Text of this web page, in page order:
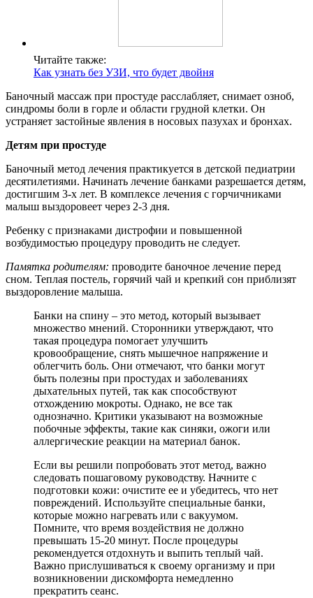
Читайте также:
Как узнать без УЗИ, что будет двойня
Баночный массаж при простуде расслабляет, снимает озноб,
синдромы боли в горле и области грудной клетки. Он
устраняет застойные явления в носовых пазухах и бронхах.
Детям при простуде
Баночный метод лечения практикуется в детской педиатрии
десятилетиями. Начинать лечение банками разрешается детям,
достигшим 3-х лет. В комплексе лечения с горчичниками
малыш выздоровеет через 2-3 дня.
Ребенку с признаками дистрофии и повышенной
возбудимостью процедуру проводить не следует.
Памятка родителям: проводите баночное лечение перед
сном. Теплая постель, горячий чай и крепкий сон приблизят
выздоровление малыша.
Банки на спину – это метод, который вызывает
множество мнений. Сторонники утверждают, что
такая процедура помогает улучшить
кровообращение, снять мышечное напряжение и
облегчить боль. Они отмечают, что банки могут
быть полезны при простудах и заболеваниях
дыхательных путей, так как способствуют
отхождению мокроты. Однако, не все так
однозначно. Критики указывают на возможные
побочные эффекты, такие как синяки, ожоги или
аллергические реакции на материал банок.
Если вы решили попробовать этот метод, важно
следовать пошаговому руководству. Начните с
подготовки кожи: очистите ее и убедитесь, что нет
повреждений. Используйте специальные банки,
которые можно нагревать или с вакуумом.
Помните, что время воздействия не должно
превышать 15-20 минут. После процедуры
рекомендуется отдохнуть и выпить теплый чай.
Важно прислушиваться к своему организму и при
возникновении дискомфорта немедленно
прекратить сеанс.